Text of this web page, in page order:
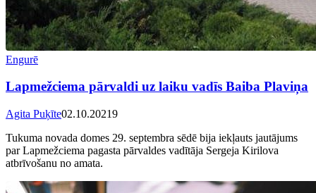
Engurē
Lapmežciema pārvaldi uz laiku vadīs Baiba Plaviņa
Agita Puķīte02.10.20219
Tukuma novada domes 29. septembra sēdē bija iekļauts jautājums
par Lapmežciema pagasta pārvaldes vadītāja Sergeja Kirilova
atbrīvošanu no amata.